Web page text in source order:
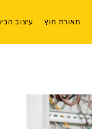
תאורת חוץ עיצוב